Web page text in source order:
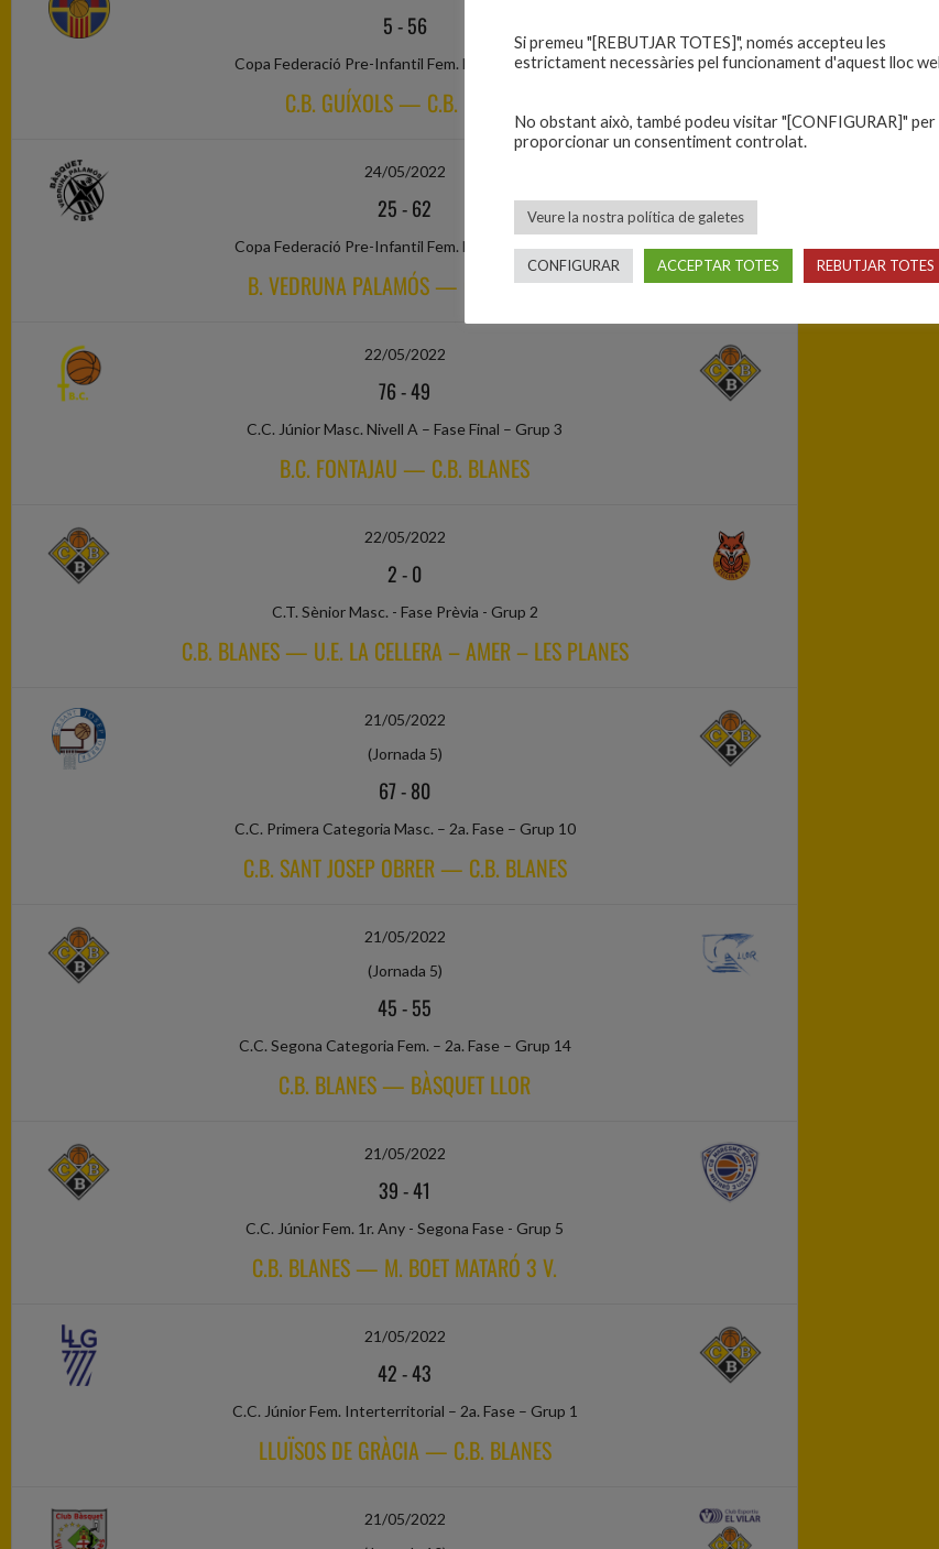
5-56
Copa Federació Pre-Infantil Fem. Nivell B – Grup 1
C.B. GUÍXOLS — C.B. BLANES
24/05/2022
25-62
Copa Federació Pre-Infantil Fem. Nivell B – Grup 1
B. VEDRUNA PALAMÓS — C.B. BLANES
22/05/2022
76-49
C.C. Júnior Masc. Nivell A – Fase Final – Grup 3
B.C. FONTAJAU — C.B. BLANES
22/05/2022
2-0
C.T. Sènior Masc. - Fase Prèvia - Grup 2
C.B. BLANES — U.E. LA CELLERA – AMER – LES PLANES
21/05/2022
(Jornada 5)
67-80
C.C. Primera Categoria Masc. – 2a. Fase – Grup 10
C.B. SANT JOSEP OBRER — C.B. BLANES
21/05/2022
(Jornada 5)
45-55
C.C. Segona Categoria Fem. – 2a. Fase – Grup 14
C.B. BLANES — BÀSQUET LLOR
21/05/2022
39-41
C.C. Júnior Fem. 1r. Any - Segona Fase - Grup 5
C.B. BLANES — M. BOET MATARÓ 3 V.
21/05/2022
42-43
C.C. Júnior Fem. Interterritorial – 2a. Fase – Grup 1
LLUÏSOS DE GRÀCIA — C.B. BLANES
21/05/2022
Si premeu "[REBUTJAR TOTES]", només accepteu les
estrictament necessàries pel funcionament d'aquest lloc
No obstant això, també podeu visitar "[CONFIGURAR]" per
proporcionar un consentiment controlat.
Veure la nostra política de galetes
CONFIGURAR ACCEPTAR TOTES REBUTJAR TOTES